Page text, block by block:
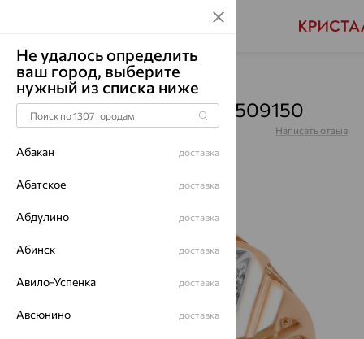
Главная Каталог Для мужчин
Кольцо, золото, оникс, 1509150
Артикул:1509150 Написать отзыв
Не удалось определить
ваш город, выберите
нужный из списка ниже
Абакан доставка
Абатское доставка
Абдулино доставка
Абинск доставка
Авило-Успенка доставка
Авсюнино доставка